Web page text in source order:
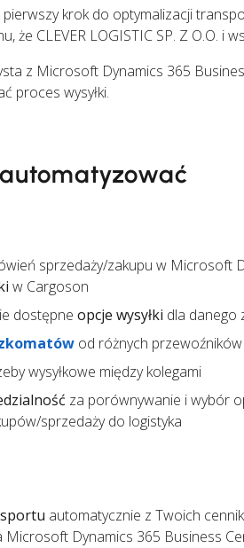
krok do optymalizacji
że CLEVER LOGISTIC SP. Z O.O. i
z Microsoft Dynamics 365
proces wysyłki.
sprzedaży/zakupu w Microsoft
w Cargoson
dostępne opcje wysyłki dla danego
od różnych przewoźników
wysyłkowe między kolegami
za porównywanie i wybór
sprzedaży do logistyka
automatycznie z Twoich
Dynamics 365 Business